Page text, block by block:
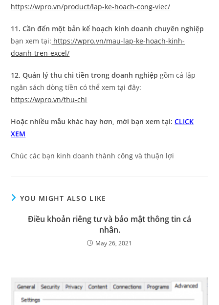
https://wpro.vn/product/lap-ke-hoach-cong-viec/
11. Cần đến một bản kế hoạch kinh doanh chuyên nghiệp
bạn xem tại: https://wpro.vn/mau-lap-ke-hoach-kinh-
doanh-tren-excel/
12. Quản lý thu chi tiền trong doanh nghiệp gồm cả lập
ngân sách dòng tiền có thể xem tại đây:
https://wpro.vn/thu-chi
Hoặc nhiều mẫu khác hay hơn, mời bạn xem tại:CLICK
XEM
Chúc các bạn kinh doanh thành công và thuận lợi
YOU MIGHT ALSO LIKE
Điều khoản riêng tư và bảo mật thông tin cá
nhân.
May 26, 2021